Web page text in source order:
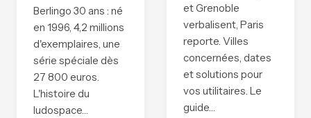
Berlingo 30 ans : né
en 1996, 4,2 millions
d'exemplaires, une
série spéciale dès
27 800 euros.
L'histoire du
ludospace…
et Grenoble
verbalisent, Paris
reporte. Villes
concernées, dates
et solutions pour
vos utilitaires. Le
guide…